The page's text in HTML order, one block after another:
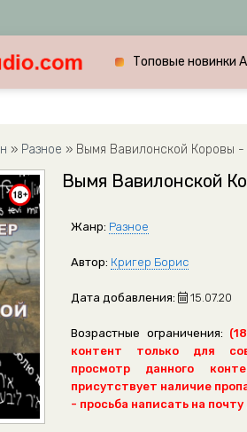
Топовые новинки
» Разное » Вымя Вавилонской Коровы -
Вымя Вавилонской
Жанр: Разное
Автор: Кригер Борис
Дата добавления: 15.07.20
Возрастные ограничения:
контент только для
просмотр данного
присутствует наличие
- просьба написать на